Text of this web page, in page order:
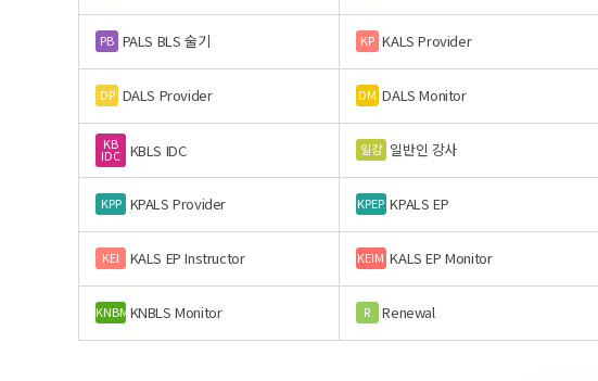
PB PALS BLS 술기 KP KALS Provider
DP DALS Provider DM DALS Monitor
KB
IDC KBLS IDC 일강 일반인 강사
KPP KPALS Provider KPEP KPALS EP
KEI KALS EP Instructor KEIM KALS EP Monitor
KNBM KNBLS Monitor R Renewal